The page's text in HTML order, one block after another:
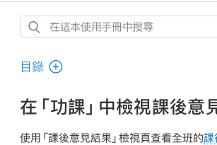
在
本
用
手
冊
目錄
在「功課」中檢視課後意
使用「課後意見結果」檢視頁查看全班的課